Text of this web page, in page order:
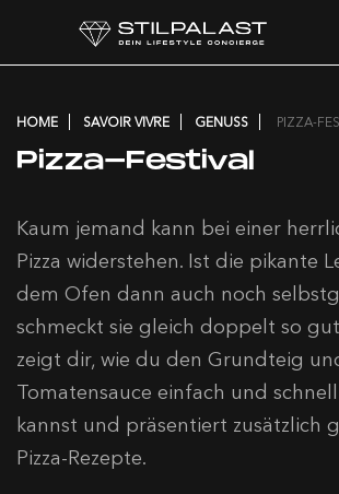
HOME SAVOIR VIVRE GENUSS PIZZA-
Pizza-Festival
Kaum jemand kann bei einer
Pizza widerstehen. Ist die pikante
dem Ofen dann auch noch
schmeckt sie gleich doppelt so
zeigt dir, wie du den Grundteig
Tomatensauce einfach und
kannst und präsentiert zusätzlich
Pizza-Rezepte.